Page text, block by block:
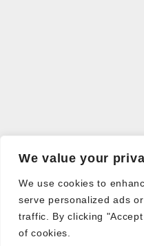
We value your
We use cookies to
serve personalized ads
traffic. By clicking
of cookies.